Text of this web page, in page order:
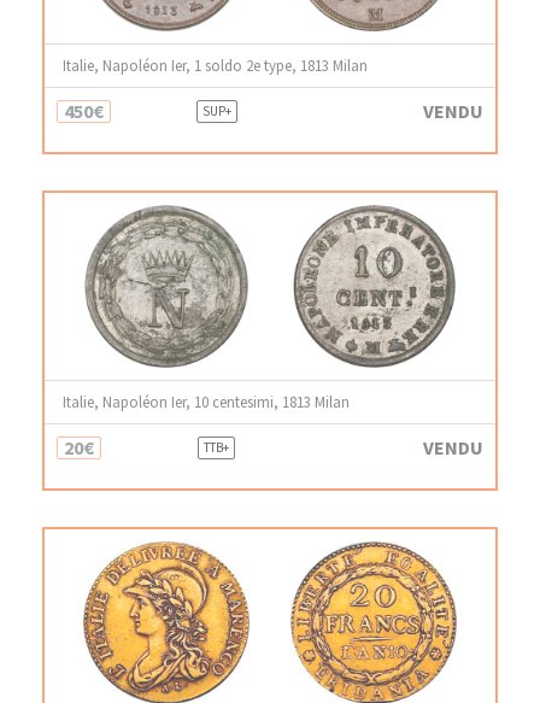
Italie, Napoléon Ier, 1 soldo 2e type, 1813 Milan
450€ SUP+ VENDU
Italie, Napoléon Ier, 10 centesimi, 1813 Milan
20€ TTB+ VENDU